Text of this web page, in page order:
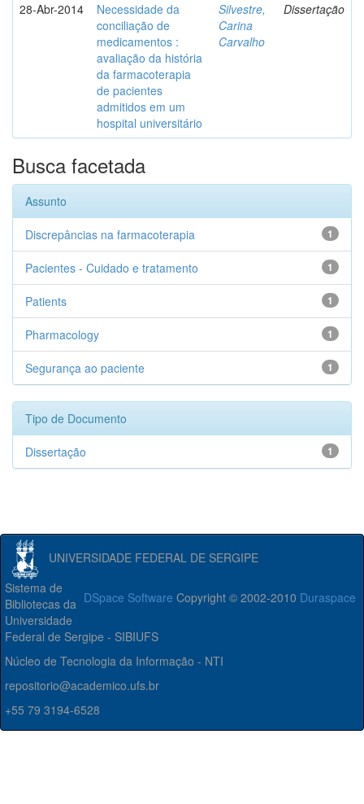
28-Abr-2014
Necessidade da
conciliação de
medicamentos :
avaliação da história
da farmacoterapia
de pacientes
admitidos em um
hospital universitário
Silvestre,
Carina
Carvalho
Dissertação
Busca facetada
Assunto
1
Discrepâncias na farmacoterapia
1
Pacientes - Cuidado e tratamento
1
Patients
1
Pharmacology
1
Segurança ao paciente
Tipo de Documento
1
Dissertação
UNIVERSIDADE FEDERAL DE SERGIPE
DSpace Software Copyright © 2002-2010 Duraspace
Sistema de
Bibliotecas da
Universidade
Federal de Sergipe - SIBIUFS
Núcleo de Tecnologia da Informação - NTI
repositorio@academico.ufs.br
+55 79 3194-6528